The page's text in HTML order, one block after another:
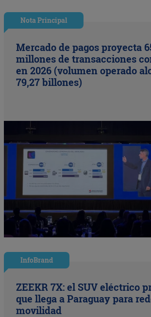
Nota Principal
Mercado de pagos proyecta
millones de transacciones
en 2026 (volumen operado
79,27 billones)
InfoBrand
ZEEKR 7X: el SUV eléctrico
que llega a Paraguay para
movilidad